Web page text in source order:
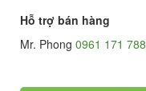
Hỗ trợ bán hàng
Mr. Phong 0961 171 788